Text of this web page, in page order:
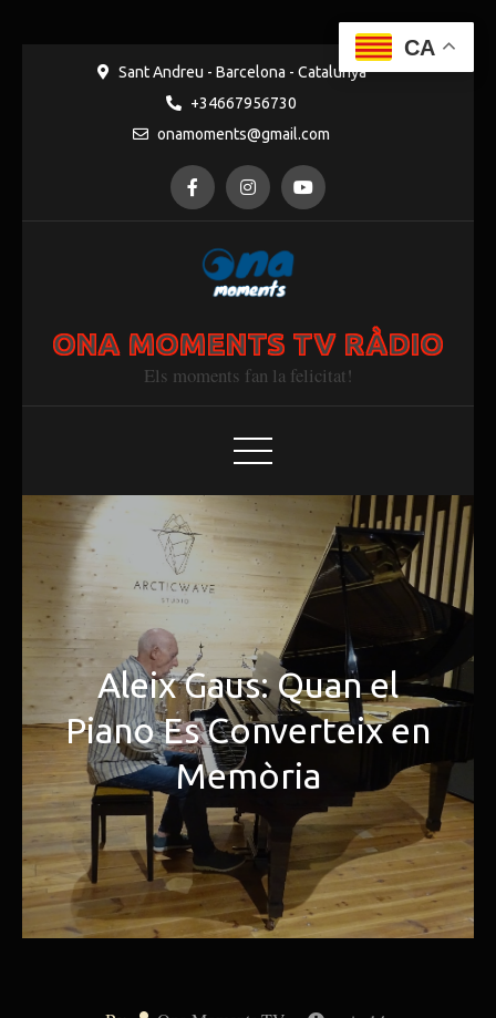
Sant Andreu - Barcelona - Catalunya
+34667956730
onamoments@gmail.com
ONA MOMENTS TV RÀDIO
Els moments fan la felicitat!
Aleix Gaus: Quan el
Piano Es Converteix en
Memòria
CA